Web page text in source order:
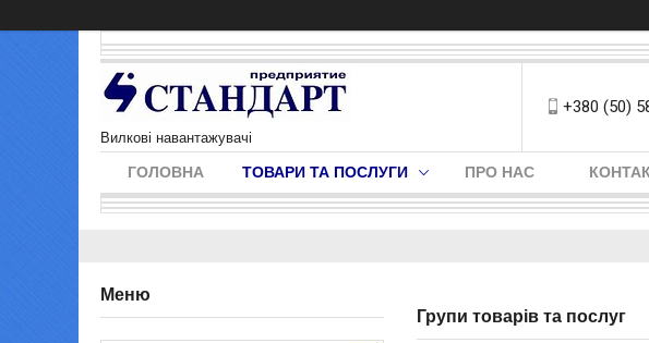
Вилкові навантажувачі
+380 (50)
ГОЛОВНА ТОВАРИ ТА ПОСЛУГИ ПРО НАС
Групи товарів та послуг